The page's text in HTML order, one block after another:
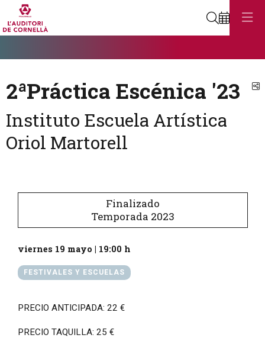
Buscar
2ªPráctica Escénica '23
Instituto Escuela Artística
Oriol Martorell
Finalizado
Temporada 2023
viernes 19 mayo | 19:00 h
FESTIVALES Y ESCUELAS
PRECIO ANTICIPADA: 22 €
PRECIO TAQUILLA: 25 €